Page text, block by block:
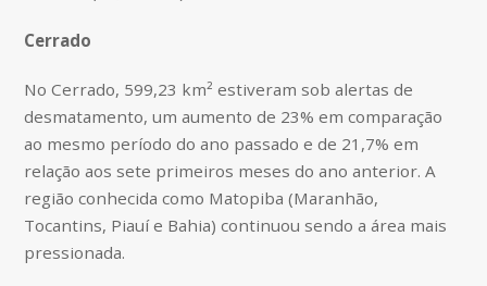
Cerrado
No Cerrado, 599,23 km² estiveram sob alertas de
desmatamento, um aumento de 23% em comparação
ao mesmo período do ano passado e de 21,7% em
relação aos sete primeiros meses do ano anterior. A
região conhecida como Matopiba (Maranhão,
Tocantins, Piauí e Bahia) continuou sendo a área mais
pressionada.